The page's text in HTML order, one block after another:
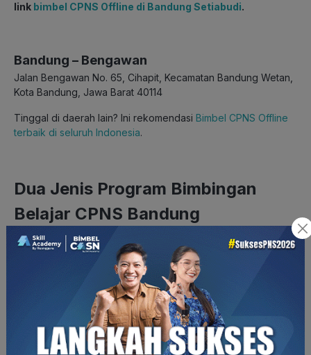
link bimbel CPNS Offline di Bandung Setiabudi.
Bandung – Bengawan
Jalan Bengawan No. 65, Cihapit, Kecamatan Bandung Wetan,
Kota Bandung, Jawa Barat 40114
Tinggal di daerah lain? Ini rekomendasi Bimbel CPNS Offline
terbaik di seluruh Indonesia.
Dua Jenis Program Bimbingan
Belajar CPNS Bandung
Ruangguru Learning Center
di wilayah Bandung
menawarkan dua jenis program bimbingan belajar CPNS,
yaitu Program Intensive dan Program Regular.
Program Intensive terdiri dari 12 sesi tatap muka langsung
offline
dengan setiap sesi berlangsung selama 2 jam.
Selain itu, peserta juga mendapatkan 12 kalitry out
dan
latihan soal.